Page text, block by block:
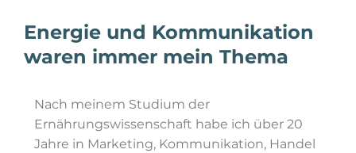
Energie und Kommunikation
waren immer mein Thema
Nach meinem Studium der
Ernährungswissenschaft habe ich über 20
Jahre in Marketing, Kommunikation, Handel